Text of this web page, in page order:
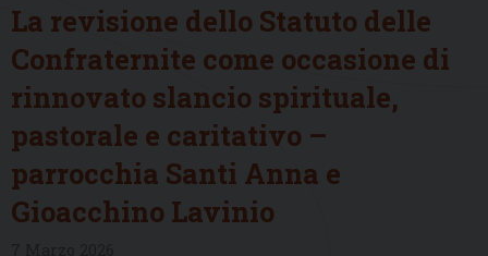
La revisione dello Statuto delle
Confraternite come occasione di
rinnovato slancio spirituale,
pastorale e caritativo –
parrocchia Santi Anna e
Gioacchino Lavinio